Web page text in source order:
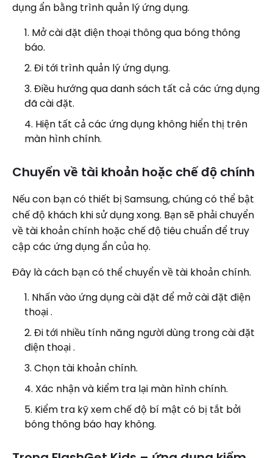
dụng ẩn bằng trình quản lý ứng dụng.
Mở cài đặt điện thoại thông qua bóng thông
báo.
Đi tới trình quản lý ứng dụng.
Điều hướng qua danh sách tất cả các ứng dụng
đã cài đặt.
Hiện tất cả các ứng dụng không hiển thị trên
màn hình chính.
Chuyển về tài khoản hoặc chế độ chính
Nếu con bạn có thiết bị Samsung, chúng có thể bật
chế độ khách khi sử dụng xong. Bạn sẽ phải chuyển
về tài khoản chính hoặc chế độ tiêu chuẩn để truy
cập các ứng dụng ẩn của họ.
Đây là cách bạn có thể chuyển về tài khoản chính.
Nhấn vào ứng dụng cài đặt để mở cài đặt điện
thoại .
Đi tới nhiều tính năng người dùng trong cài đặt
điện thoại .
Chọn tài khoản chính.
Xác nhận và kiểm tra lại màn hình chính.
Kiểm tra kỹ xem chế độ bí mật có bị tắt bởi
bóng thông báo hay không.